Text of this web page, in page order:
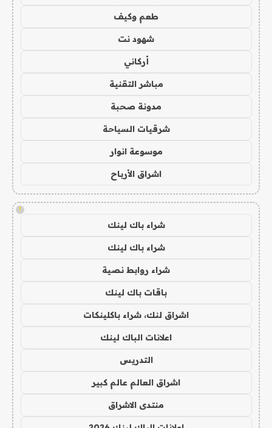
طعم وكيف
شهود نت
أركاني
مباشر التقنية
مدونة صحبة
شرقيات السياحة
موسوعة انوار
اشراق الأرباح
!
شراء باك لينك
شراء باك لينك
شراء روابط نصية
باقات باك لينك
اشراق لنك، شراء باكلينكات
اعلانات الباك لينك
التدريس
اشراق العالم عالم كبير
منتدى الاشراق